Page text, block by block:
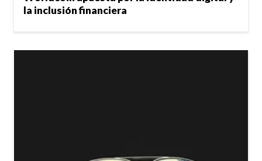
la inclusión financiera